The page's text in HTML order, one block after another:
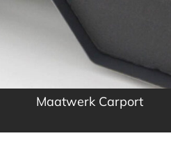
Maatwerk Carport